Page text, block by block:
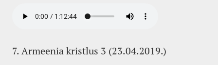
7. Armeenia kristlus 3 (23.04.2019.)